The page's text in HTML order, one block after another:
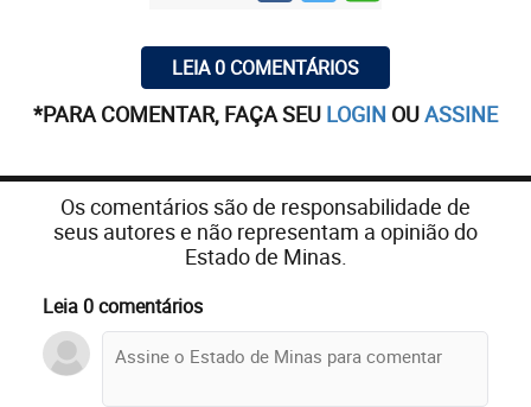
LEIA 0 COMENTÁRIOS
*PARA COMENTAR, FAÇA SEU LOGIN OUASSINE
Os comentários são de responsabilidade de
seus autores e não representam a opinião do
Estado de Minas.
Leia 0 comentários